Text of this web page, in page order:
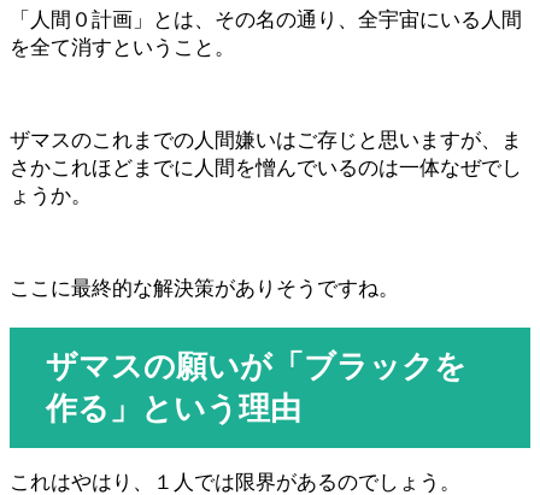
「人間０計画」とは、その名の通り、全宇宙にいる人間
を全て消すということ。
ザマスのこれまでの人間嫌いはご存じと思いますが、ま
さかこれほどまでに人間を憎んでいるのは一体なぜでし
ょうか。
ここに最終的な解決策がありそうですね。
ザマスの願いが「ブラックを
作る」という理由
これはやはり、１人では限界があるのでしょう。